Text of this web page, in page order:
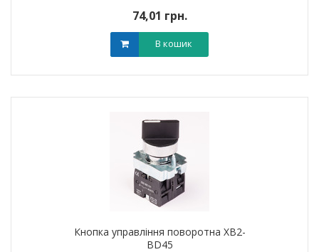
74,01 грн.
В кошик
Кнопка управління поворотна XB2-
BD45